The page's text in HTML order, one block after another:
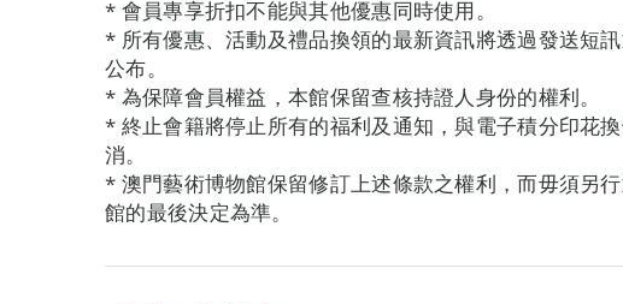
* 會員專享折扣不能與其他優惠同時使用。
* 所有優惠、活動及禮品換領的最新資訊將透過發送短
公布。
* 為保障會員權益，本館保留查核持證人身份的權利。
* 終止會籍將停止所有的福利及通知，與電子積分印花
消。
* 澳門藝術博物館保留修訂上述條款之權利，而毋須另
館的最後決定為準。